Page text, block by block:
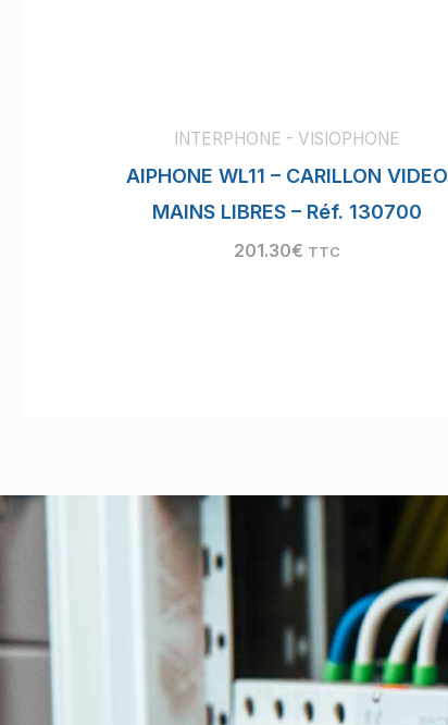
INTERPHONE - VISIOPHONE
AIPHONE WL11 – CARILLON VIDEO
MAINS LIBRES – Réf. 130700
201.30€ TTC